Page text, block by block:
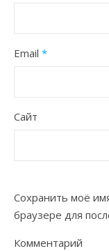
Email *
Сайт
Сохранить моё
браузере для
Комментарий